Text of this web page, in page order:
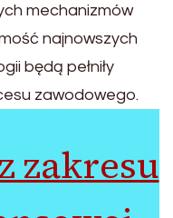
mechanizmów
najnowszych
będą pełniły
zawodowego.
zakresu